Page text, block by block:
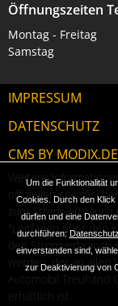
Öffnungszeiten
Montag - Freitag
Samstag
IMPRESSUM
DATENSCHUTZ
CMS BY MODIX.DE
Weitere
offiziellen
zum
"Leitfaden über den
den
werden, der an allen
Automobil Treuhand
erhältlich ist.
Um die Funktionalität
Cookies. Durch den
dürfen und eine
durchführen:
einverstanden sind,
zur Deaktivierung von